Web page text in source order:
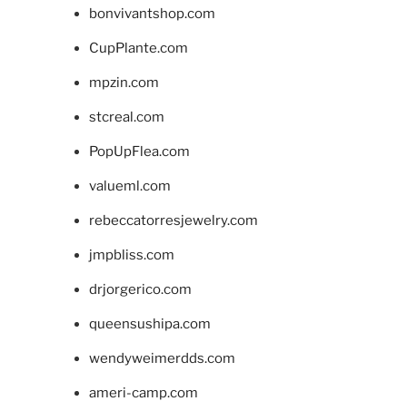
bonvivantshop.com
CupPlante.com
mpzin.com
stcreal.com
PopUpFlea.com
valueml.com
rebeccatorresjewelry.com
jmpbliss.com
drjorgerico.com
queensushipa.com
wendyweimerdds.com
ameri-camp.com